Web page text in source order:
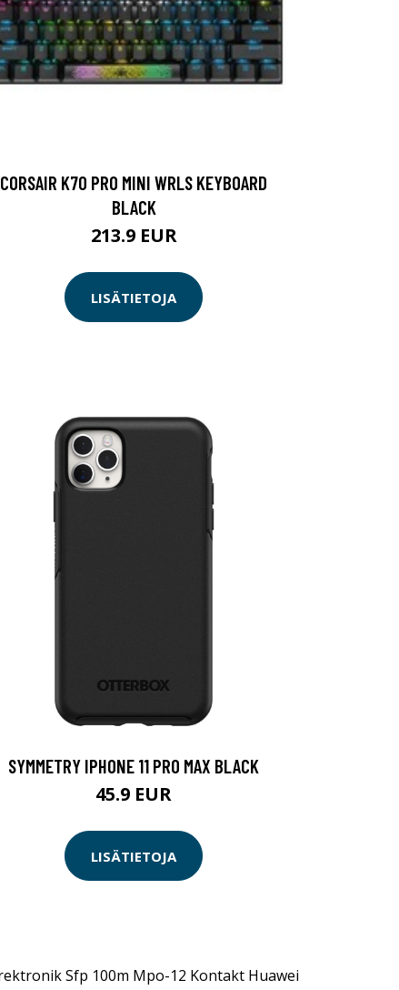
CORSAIR K70 PRO MINI WRLS KEYBOARD
BLACK
213.9 EUR
LISÄTIETOJA
SYMMETRY IPHONE 11 PRO MAX BLACK
45.9 EUR
LISÄTIETOJA